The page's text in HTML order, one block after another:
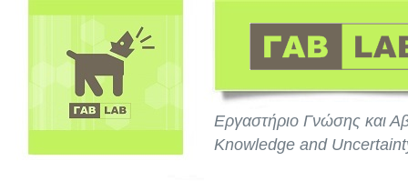
Εργαστήριο Γνώσης και
Knowledge and